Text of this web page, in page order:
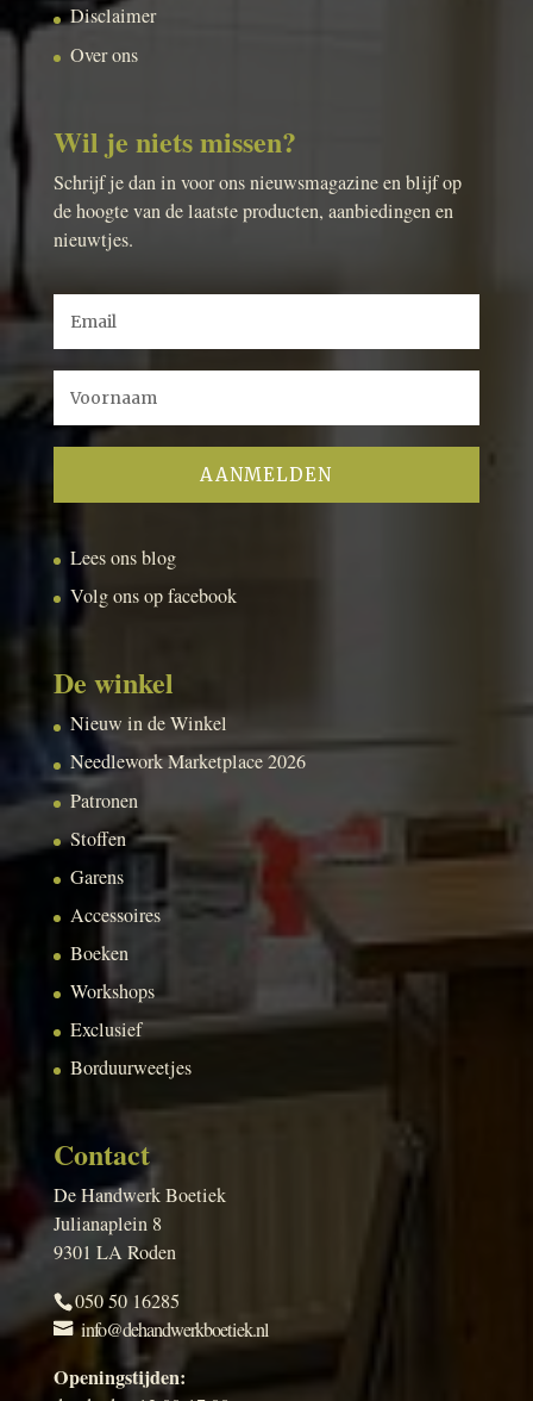
Disclaimer
Over ons
Wil je niets missen?
Schrijf je dan in voor ons nieuwsmagazine en blijf op
de hoogte van de laatste producten, aanbiedingen en
nieuwtjes.
Lees ons blog
Volg ons op facebook
De winkel
Nieuw in de Winkel
Needlework Marketplace 2026
Patronen
Stoffen
Garens
Accessoires
Boeken
Workshops
Exclusief
Borduurweetjes
Contact
De Handwerk Boetiek
Julianaplein 8
9301 LA Roden
050 50 16285
info@dehandwerkboetiek.nl
Openingstijden: